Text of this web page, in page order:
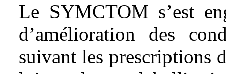
Le SYMCTOM s’est
d’amélioration des
suivant les prescriptions